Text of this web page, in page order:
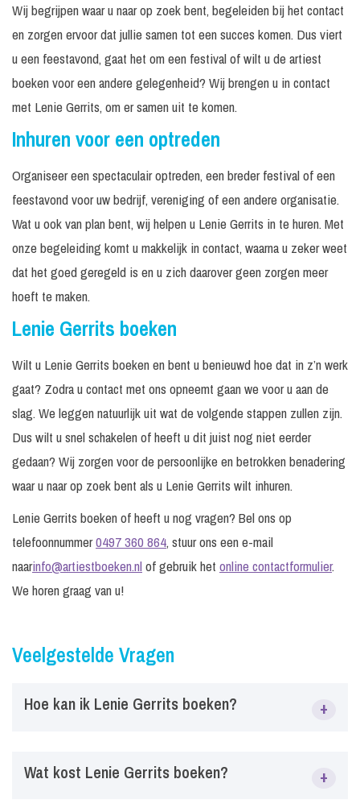
Wij begrijpen waar u naar op zoek bent, begeleiden bij het contact
en zorgen ervoor dat jullie samen tot een succes komen. Dus viert
u een feestavond, gaat het om een festival of wilt u de artiest
boeken voor een andere gelegenheid? Wij brengen u in contact
met Lenie Gerrits, om er samen uit te komen.
Inhuren voor een optreden
Organiseer een spectaculair optreden, een breder festival of een
feestavond voor uw bedrijf, vereniging of een andere organisatie.
Wat u ook van plan bent, wij helpen u Lenie Gerrits in te huren. Met
onze begeleiding komt u makkelijk in contact, waarna u zeker weet
dat het goed geregeld is en u zich daarover geen zorgen meer
hoeft te maken.
Lenie Gerrits boeken
Wilt u Lenie Gerrits boeken en bent u benieuwd hoe dat in z’n werk
gaat? Zodra u contact met ons opneemt gaan we voor u aan de
slag. We leggen natuurlijk uit wat de volgende stappen zullen zijn.
Dus wilt u snel schakelen of heeft u dit juist nog niet eerder
gedaan? Wij zorgen voor de persoonlijke en betrokken benadering
waar u naar op zoek bent als u Lenie Gerrits wilt inhuren.
Lenie Gerrits boeken of heeft u nog vragen? Bel ons op
telefoonnummer0497 360 864, stuur ons een e-mail
naarinfo@artiestboeken.nlof gebruik het online contactformulier.
We horen graag van u!
Veelgestelde Vragen
Hoe kan ik Lenie Gerrits boeken? +
voor festivals, bedrijfsfeesten, tentfeesten, evenementen en
Wat kost Lenie Gerrits boeken? +